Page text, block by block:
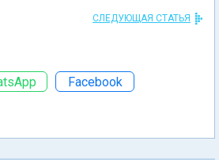
СЛЕДУЮЩАЯ СТАТЬЯ
Facebook